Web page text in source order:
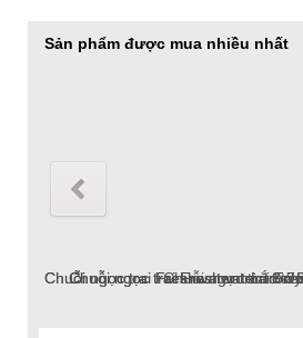
Sản phẩm được mua nhiều nhất
Lắc
Chuỗi ngọc trai Freshwater tròn
Chuỗi ngọc trai Freshwater tròn
Chuỗi ngọc trai Freshwater tròn 6-
Chuỗi ngọc trai
Chuỗi ngọc trai Freshwater tròn 8-